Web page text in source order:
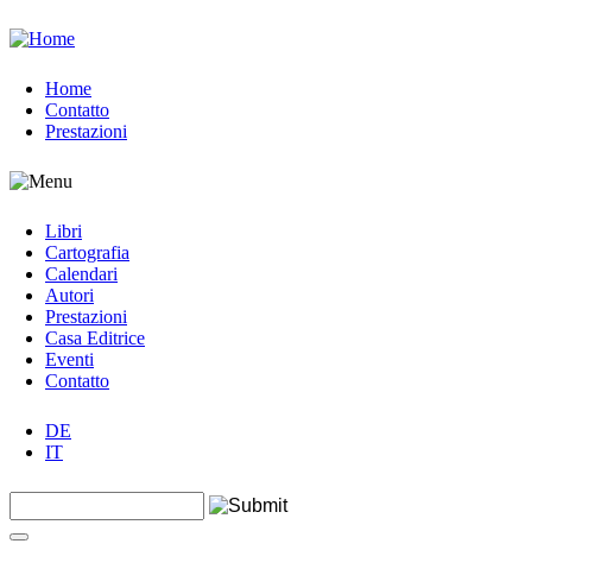
Jump to navigation
Home
Contatto
Prestazioni
Libri
Cartografia
Calendari
Autori
Prestazioni
Casa Editrice
Eventi
Contatto
DE
IT
Form di ricerca